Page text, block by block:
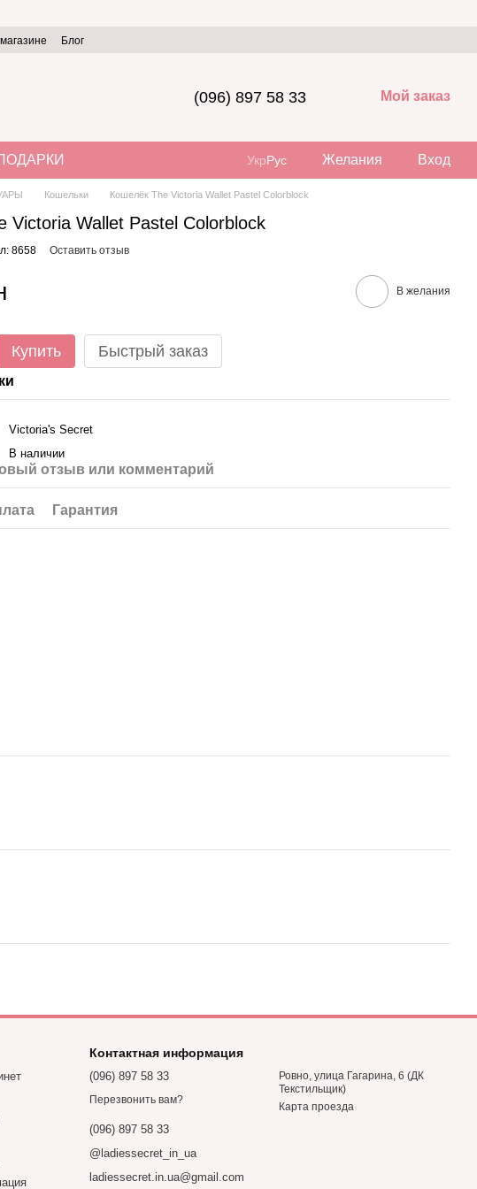
Блог
(096) 897 58 33 Мой заказ
УкрРус Желания Вход
Кошельки Кошелёк The Victoria Wallet Pastel Colorblock
Victoria Wallet Pastel Colorblock
8658 Оставить отзыв
В желания
Купить Быстрый заказ
Victoria's Secret
В наличии
отзыв или комментарий
Гарантия
Контактная информация
(096) 897 58 33
Перезвонить вам?
(096) 897 58 33
@ladiessecret_in_ua
ladiessecret.in.ua@gmail.com
Ровно, улица Гагарина, 6 (ДК
Текстильщик)
Карта проезда